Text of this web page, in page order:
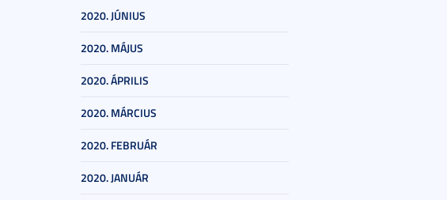
2020. JÚNIUS
2020. MÁJUS
2020. ÁPRILIS
2020. MÁRCIUS
2020. FEBRUÁR
2020. JANUÁR